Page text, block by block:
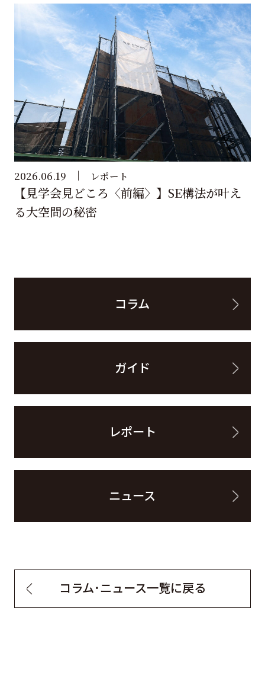
2026.06.19 レポート
【見学会見どころ〈前編〉】SE構法が叶え
る大空間の秘密
コラム
ガイド
レポート
ニュース
コラム・ニュース一覧に戻る